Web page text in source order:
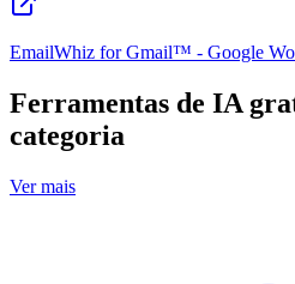
EmailWhiz for Gmail™ - Google
Ferramentas de IA
categoria
Ver mais